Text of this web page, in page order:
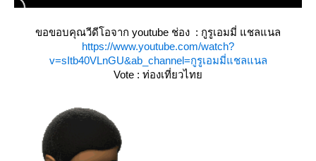
ขอขอบคุณวีดีโอจาก youtube ช่อง : กูรูเอมมี่ แชลแนล
https://www.youtube.com/watch?
v=sItb40VLnGU&ab_channel=กูรูเอมมี่แชลแนล
Vote : ท่องเที่ยวไท